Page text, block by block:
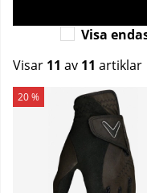
Visa
Visar 11 av 11 artiklar
Produkter
20 %